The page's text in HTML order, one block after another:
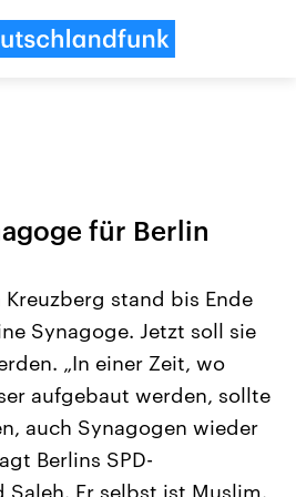
6.
aus
USA
Aktuelle Beiträge,
Hintergründe
Wirtschaftlich und
gehören die Vereinigten
mit großem Einfluss auf
für Berlin
stand bis Ende
Synagoge. Jetzt soll sie
„In einer Zeit, wo
aufgebaut werden, sollte
auch Synagogen wieder
Berlins SPD-
Saleh. Er selbst ist Muslim.